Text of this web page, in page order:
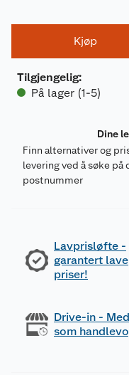
Kjøp
Tilgjengelig:
På lager (1-5)
Dine
Finn alternativer og
levering ved å søke på
postnummer
Lavprisløfte -
garantert lave
priser!
Drive-in -
som